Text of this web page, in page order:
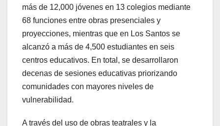
más de 12,000 jóvenes en 13 colegios mediante
68 funciones entre obras presenciales y
proyecciones, mientras que en Los Santos se
alcanzó a más de 4,500 estudiantes en seis
centros educativos. En total, se desarrollaron
decenas de sesiones educativas priorizando
comunidades con mayores niveles de
vulnerabilidad.
A través del uso de obras teatrales y la